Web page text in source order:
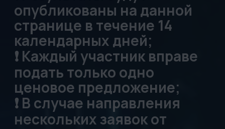
Перед подачей заявки
убедительно просим
убедиться в
корректности
заполненных данных в
форме!
ОБРАЩАЕМ ВАШЕ
ВНИМАНИЕ!